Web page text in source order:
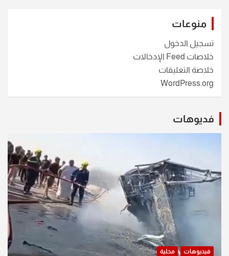
منوعات
تسجيل الدخول
خلاصات Feed الإدخالات
خلاصة التعليقات
WordPress.org
فديوهات
فيديوهات محلية